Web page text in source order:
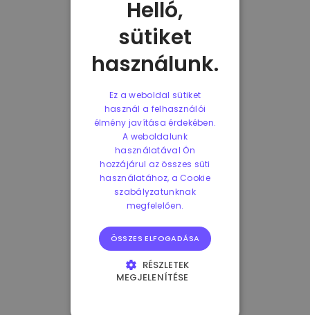
Helló,
sütiket
használunk.
Ez a weboldal sütiket
használ a felhasználói
élmény javítása érdekében.
A weboldalunk
használatával Ön
hozzájárul az összes süti
használatához, a Cookie
szabályzatunknak
megfelelően.
ÖSSZES ELFOGADÁSA
RÉSZLETEK
MEGJELENÍTÉSE